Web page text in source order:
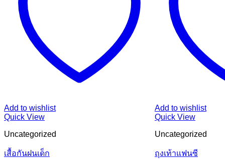
Add to wishlist
Quick View
Uncategorized
เสื้อกันฝนเด็ก
Add to wishlist
Quick View
Uncategorized
ถุงเท้าแฟนซี